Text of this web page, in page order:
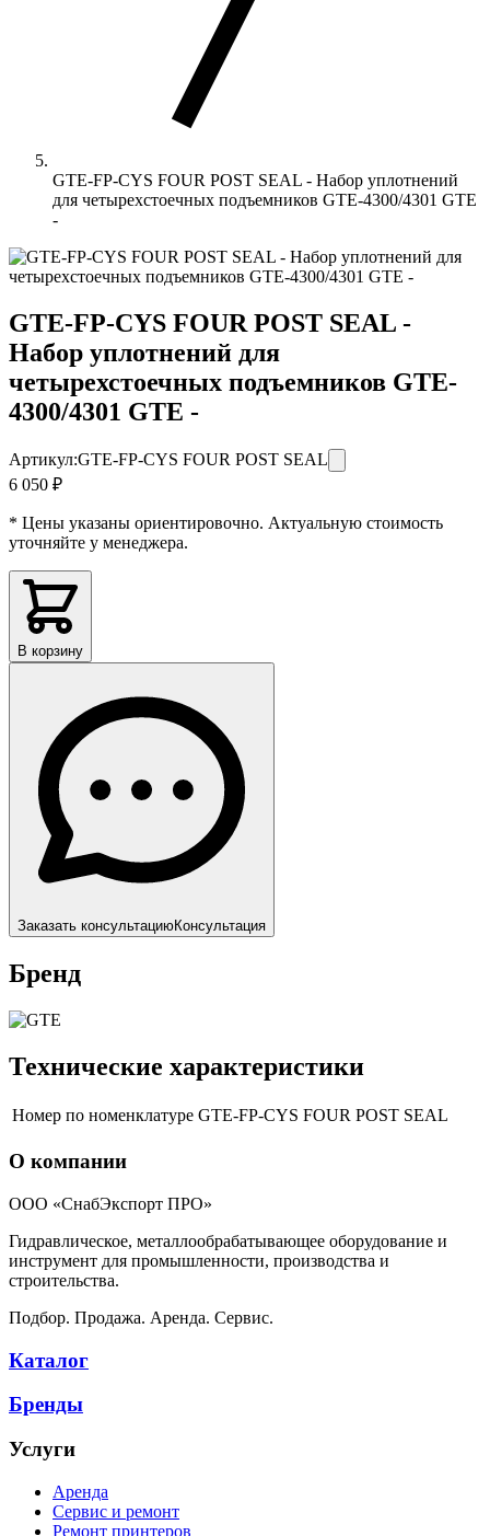
GTE-FP-CYS FOUR POST SEAL - Набор уплотнений
для четырехстоечных подъемников GTE-4300/4301 GTE
-
GTE-FP-CYS FOUR POST SEAL -
Набор уплотнений для
четырехстоечных подъемников GTE-
4300/4301 GTE -
Артикул:GTE-FP-CYS FOUR POST SEAL
6 050 ₽
* Цены указаны ориентировочно. Актуальную стоимость
уточняйте у менеджера.
В корзину
Заказать консультациюКонсультация
Бренд
Технические характеристики
Номер по номенклатуре GTE-FP-CYS FOUR POST SEAL
О компании
ООО «СнабЭкспорт ПРО»
Гидравлическое, металлообрабатывающее оборудование и
инструмент для промышленности, производства и
строительства.
Подбор. Продажа. Аренда. Сервис.
Каталог
Бренды
Услуги
Аренда
Сервис и ремонт
Ремонт принтеров